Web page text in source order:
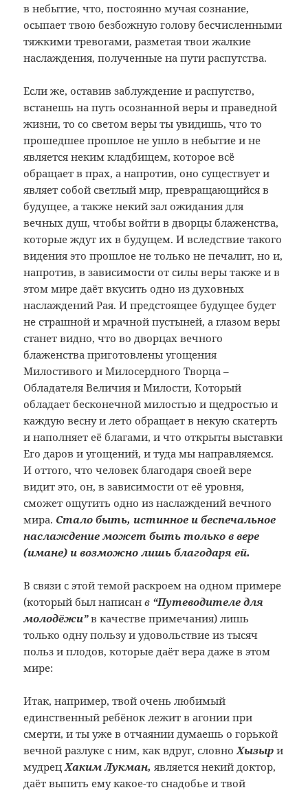
в небытие, что, постоянно мучая сознание,
осыпает твою безбожную голову бесчисленными
тяжкими тревогами, разметая твои жалкие
наслаждения, полученные на пути распутства.
Если же, оставив заблуждение и распутство,
встанешь на путь осознанной веры и праведной
жизни, то со светом веры ты увидишь, что то
прошедшее прошлое не ушло в небытие и не
является неким кладбищем, которое всё
обращает в прах, а напротив, оно существует и
являет собой светлый мир, превращающийся в
будущее, а также некий зал ожидания для
вечных душ, чтобы войти в дворцы блаженства,
которые ждут их в будущем. И вследствие такого
видения это прошлое не только не печалит, но и,
напротив, в зависимости от силы веры также и в
этом мире даёт вкусить одно из духовных
наслаждений Рая. И предстоящее будущее будет
не страшной и мрачной пустыней, а глазом веры
станет видно, что во дворцах вечного
блаженства приготовлены угощения
Милостивого и Милосердного Творца –
Обладателя Величия и Милости, Который
обладает бесконечной милостью и щедростью и
каждую весну и лето обращает в некую скатерть
и наполняет её благами, и что открыты выставки
Его даров и угощений, и туда мы направляемся.
И оттого, что человек благодаря своей вере
видит это, он, в зависимости от её уровня,
сможет ощутить одно из наслаждений вечного
мира. Стало быть, истинное и беспечальное
наслаждение может быть только в вере
(имане) и возможно лишь благодаря ей.
В связи с этой темой раскроем на одном примере
(который был написанв “Путеводителе для
молодёжи”в качестве примечания) лишь
только одну пользу и удовольствие из тысяч
польз и плодов, которые даёт вера даже в этом
мире:
Итак, например, твой очень любимый
единственный ребёнок лежит в агонии при
смерти, и ты уже в отчаянии думаешь о горькой
вечной разлуке с ним, как вдруг, словно Хызыр и
мудрец Хаким Лукман, является некий доктор,
даёт выпить ему какое-то снадобье и твой